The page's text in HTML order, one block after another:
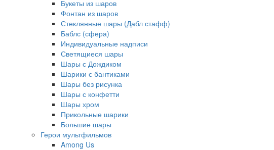
Букеты из шаров
Фонтан из шаров
Стеклянные шары (Дабл стафф)
Баблс (сфера)
Индивидуальные надписи
Светящиеся шары
Шары с Дождиком
Шарики с бантиками
Шары без рисунка
Шары с конфетти
Шары хром
Прикольные шарики
Большие шары
Герои мультфильмов
Among Us